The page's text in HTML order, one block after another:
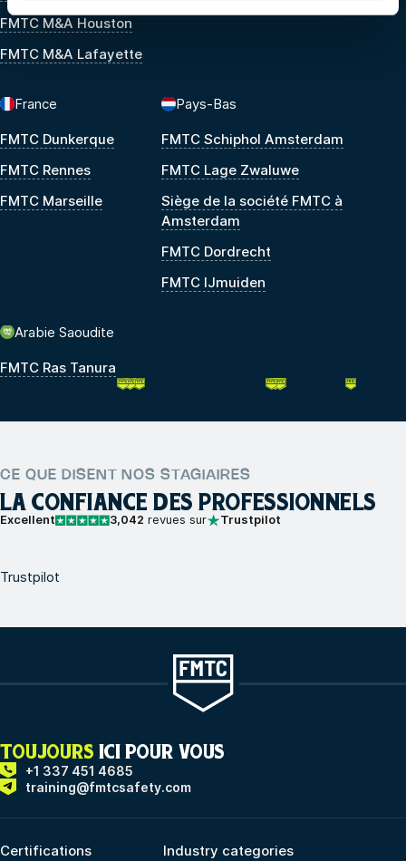
FMTC M&A Houston
FMTC M&A Lafayette
France
FMTC Dunkerque
FMTC Rennes
FMTC Marseille
Pays-Bas
FMTC Schiphol Amsterdam
FMTC Lage Zwaluwe
Siège de la société FMTC à
Amsterdam
FMTC Dordrecht
FMTC IJmuiden
Arabie Saoudite
FMTC Ras Tanura
CE QUE DISENT NOS STAGIAIRES
LA CONFIANCE DES PROFESSIONNELS
Excellent 3,042 revues sur Trustpilot
Trustpilot
TOUJOURS ICI POUR VOUS
+1 337 451 4685
training@fmtcsafety.com
Certifications Industry categories